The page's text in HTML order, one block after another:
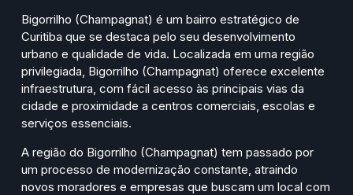
Bigorrilho (Champagnat) é um bairro estratégico de
Curitiba que se destaca pelo seu desenvolvimento
urbano e qualidade de vida. Localizada em uma região
privilegiada, Bigorrilho (Champagnat) oferece excelente
infraestrutura, com fácil acesso às principais vias da
cidade e proximidade a centros comerciais, escolas e
serviços essenciais.
A região do Bigorrilho (Champagnat) tem passado por
um processo de modernização constante, atraindo
novos moradores e empresas que buscam um local com